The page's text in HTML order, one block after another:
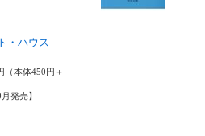
・ハウス
（本体450円＋
発売】